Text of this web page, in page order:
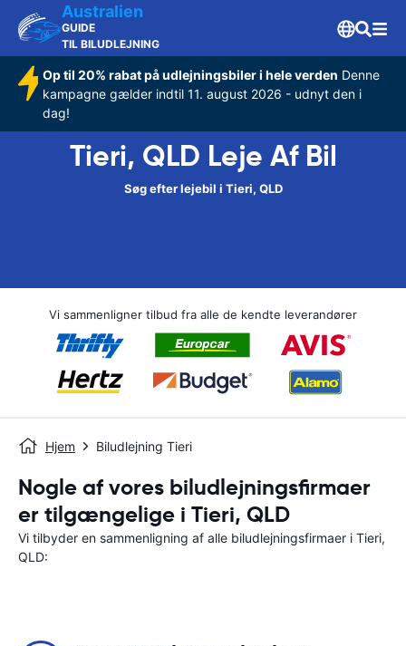
Australien
GUIDE
TIL BILUDLEJNING
Op til 20% rabat på udlejningsbiler i hele verden Denne
kampagne gælder indtil 11. august 2026 - udnyt den i
dag!
Tieri, QLD Leje Af Bil
Søg efter lejebil i Tieri, QLD
Vi sammenligner tilbud fra alle de kendte leverandører
Hjem Biludlejning Tieri
Nogle af vores biludlejningsfirmaer
er tilgængelige i Tieri, QLD
Vi tilbyder en sammenligning af alle biludlejningsfirmaer i Tieri,
QLD: